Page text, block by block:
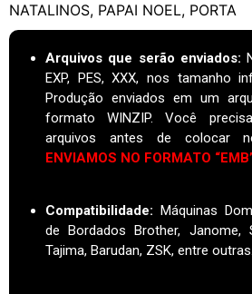
NATALINOS, PAPAI NOEL, PORTA
Arquivos que serão enviados:
EXP, PES, XXX, nos tamanho
Produção enviados em um
formato WINZIP. Você
arquivos antes de colocar
ENVIAMOS NO FORMATO
Compatibilidade:
Máquinas
de Bordados Brother, Janome,
Tajima, Barudan, ZSK, entre outras.